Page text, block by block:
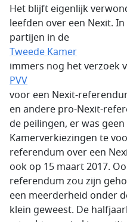
Het blijft eigenlijk
leefden over een Nexit.
partijen in de
Tweede Kamer
immers nog het verzoek
PVV
voor een Nexit-
en andere pro-Nexit-
de peilingen, er was
Kamerverkiezingen te
referendum over een
ook op 15 maart 2017.
referendum zou zijn
een meerderheid onder
klein geweest. De